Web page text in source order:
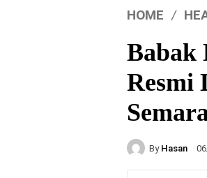
HOME
Babak
Resmi
By Hasan